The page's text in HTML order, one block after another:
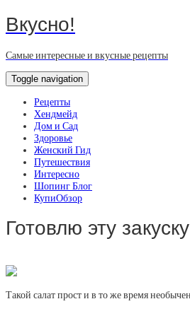
Вкусно!
Самые интересные и вкусные рецепты
Toggle navigation
Рецепты
Хендмейд
Дом и Сад
Здоровье
Женский Гид
Путешествия
Интересно
Шопинг Блог
КупиОбзор
Готовлю эту
Такой салат прост и в то же время